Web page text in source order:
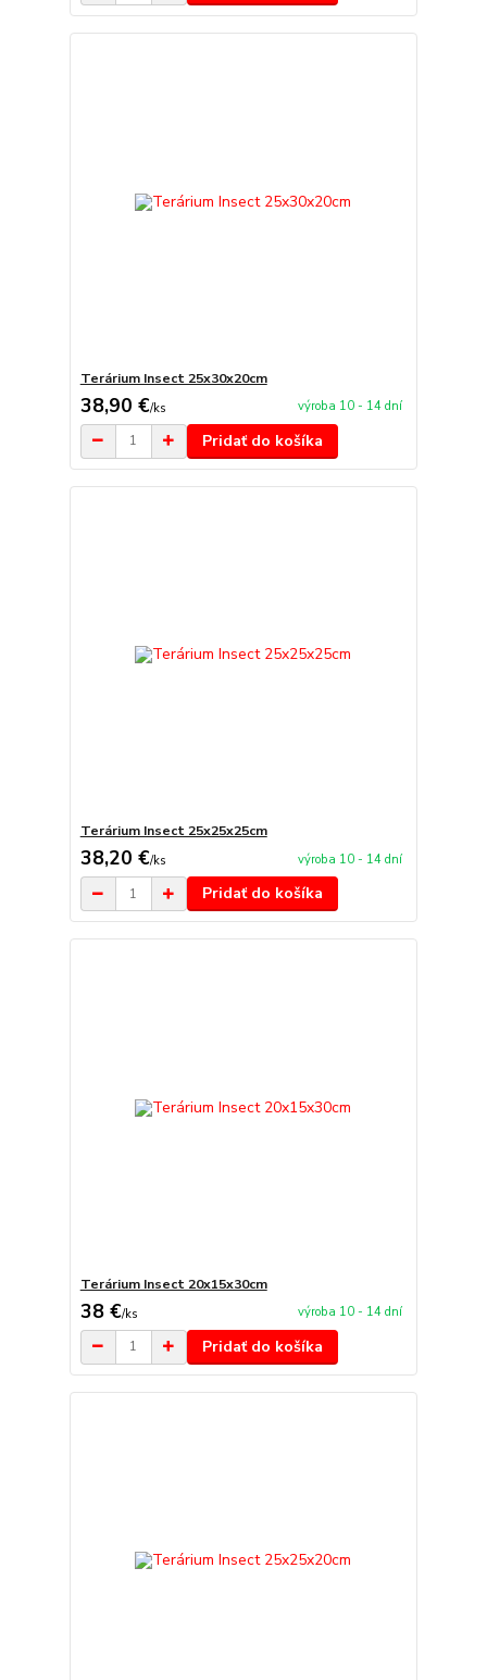
Terárium Insect 25x30x20cm
38,90 €/ks výroba 10 - 14 dní
Pridať do košíka
Terárium Insect 25x25x25cm
38,20 €/ks výroba 10 - 14 dní
Pridať do košíka
Terárium Insect 20x15x30cm
38 €/ks výroba 10 - 14 dní
Pridať do košíka